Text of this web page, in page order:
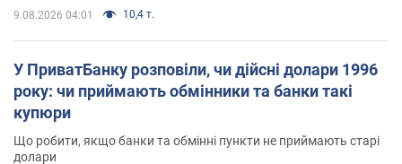
9.08.2026 04:01 10,4 т.
У ПриватБанку розповіли, чи дійсні долари 1996
року: чи приймають обмінники та банки такі
купюри
Що робити, якщо банки та обмінні пункти не приймають старі
долари